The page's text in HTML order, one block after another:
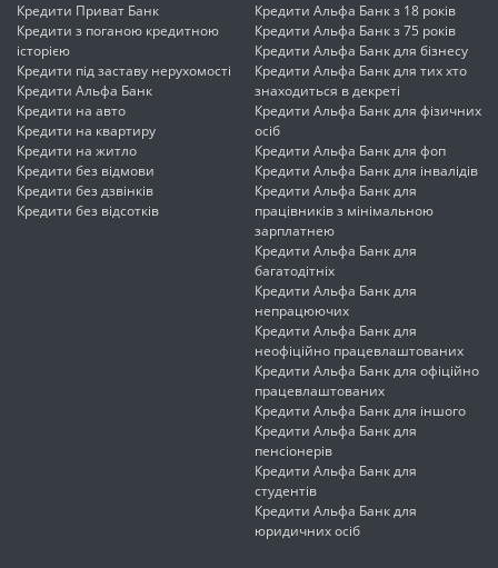
Кредити Приват Банк
Кредити з поганою кредитною
історією
Кредити під заставу нерухомості
Кредити Альфа Банк
Кредити на авто
Кредити на квартиру
Кредити на житло
Кредити без відмови
Кредити без дзвінків
Кредити без відсотків
Кредити Альфа Банк з 18 років
Кредити Альфа Банк з 75 років
Кредити Альфа Банк для бізнесу
Кредити Альфа Банк для тих хто
знаходиться в декреті
Кредити Альфа Банк для фізичних
осіб
Кредити Альфа Банк для фоп
Кредити Альфа Банк для інвалідів
Кредити Альфа Банк для
працівників з мінімальною
зарплатнею
Кредити Альфа Банк для
багатодітніх
Кредити Альфа Банк для
непрацюючих
Кредити Альфа Банк для
неофіційно працевлаштованих
Кредити Альфа Банк для офіційно
працевлаштованих
Кредити Альфа Банк для іншого
Кредити Альфа Банк для
пенсіонерів
Кредити Альфа Банк для
студентів
Кредити Альфа Банк для
юридичних осіб